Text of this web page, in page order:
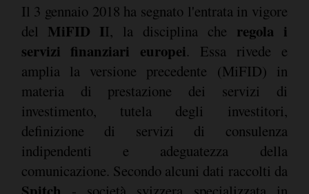
Il 3 gennaio 2018 ha segnato l'entrata in vigore
del MiFID II, la disciplina che regola i
servizi finanziari europei. Essa rivede e
amplia la versione precedente (MiFID) in
materia di prestazione dei servizi di
investimento, tutela degli investitori,
definizione di servizi di consulenza
indipendenti e adeguatezza della
comunicazione. Secondo alcuni dati raccolti da